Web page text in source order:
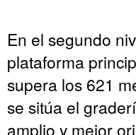
En el segundo
plataforma
supera los 621
se sitúa el
amplio y mejor